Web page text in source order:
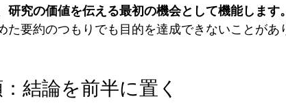
究の価値を伝える最初の機会として機能します。
た要約のつもりでも目的を達成できないことがあ
結論を前半に置く